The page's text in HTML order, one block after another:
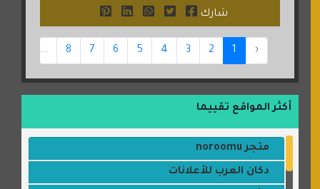
شارك
‹
1
2
3
4
5
6
7
8
...
أكثر المواقع تقييما
متجر noroomu
دكان العرب للأعلانات